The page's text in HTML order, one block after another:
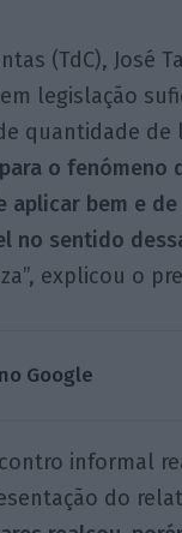
(TdC), José
legislação
quantidade de
o fenómeno
aplicar bem e
no sentido
explicou o
Google
informal
do